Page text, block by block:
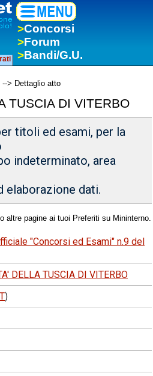
>Concorsi
>Forum
>Bandi/G.U.
--> Dettaglio atto
TUSCIA DI VITERBO
titoli ed esami, per la
indeterminato, area
dati.
altre pagine ai tuoi Preferiti su Mininterno.
"Concorsi ed Esami" n.9 del
DELLA TUSCIA DI VITERBO
)